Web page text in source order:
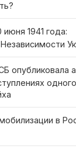
июня 1941 года:
опубликовала
в